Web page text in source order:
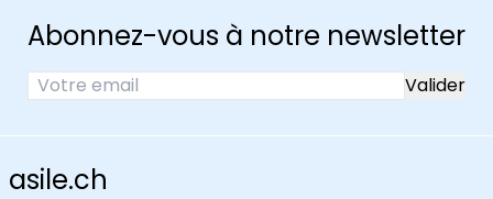
Abonnez-vous à notre newsletter
asile.ch